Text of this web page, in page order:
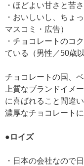
・ほどよい甘さと苦
・おいしいし、ちょ
マスコミ・広告）
・チョコレートのコ
ている（男性／50歳
チョコレートの国、
上質なブランドイメ
に喜ばれること間違
濃厚なチョコレート
●ロイズ
・日本の会社なので